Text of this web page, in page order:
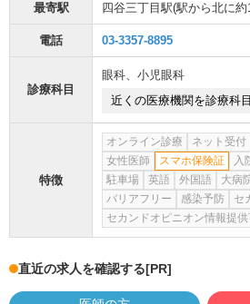
最寄駅 四谷三丁目駅(駅から北に約
電話 03-3357-8895
診療科目
眼科、 小児眼科
近くの医療機関を診療科
特徴
オンライン診療 ネット受付
女性医師
スマホ保険証 入
駐車場
英語 外国語 大病
バリアフリー
感染予防
セ
セカンドオピニオン情報提
直近の求人を確認する[PR]